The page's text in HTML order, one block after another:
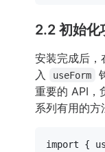
2.2 初始化
安装完成后，
入
useForm
重要的 API，
系列有用的方
import {